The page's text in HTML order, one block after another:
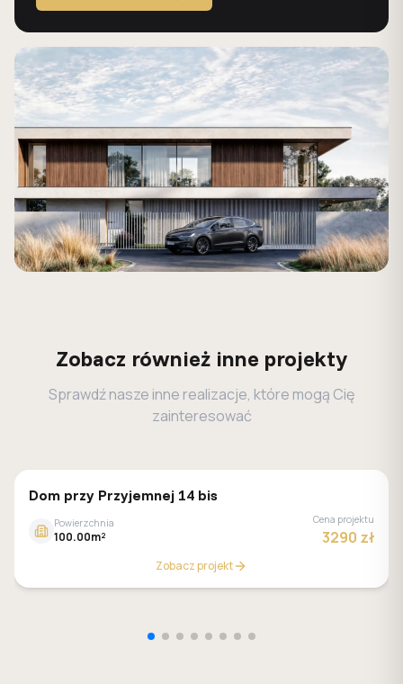
Zobacz również inne projekty
Sprawdź nasze inne realizacje, które mogą Cię
zainteresować
GALERIA DOMÓW
Dom przy Przyjemnej 14 bis
Powierzchnia
100.00m²
Cena projektu
3290 zł
Zobacz projekt